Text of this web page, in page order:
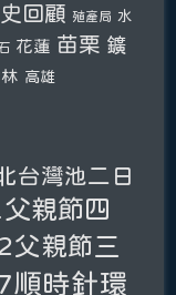
回顧 殖產局
水
花蓮 苗栗 鑛
高雄
台灣池二日
親節四
父親節三
順時針環